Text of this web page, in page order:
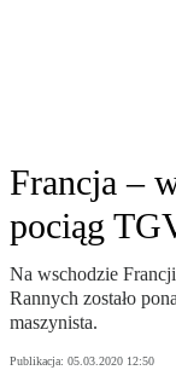
Francja –
pociąg
Na wschodzie
Rannych zostało
maszynista.
Publikacja: 05.03.2020 12:50